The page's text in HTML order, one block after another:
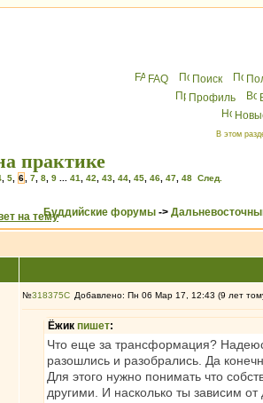
FAQ Поиск
Профиль
В этом
практике
5 6 7 8 9 41 42 43 44 45 46 47 48 След.
Буддийские форумы ->
№318375 Добавлено: Пн 06 Мар 17, 12:43 (9 лет
Ёжик пишет:
Что еще за трансформация?
разошлись и разобрались. Да
Для этого нужно понимать что
другими. И насколько ты зависим от